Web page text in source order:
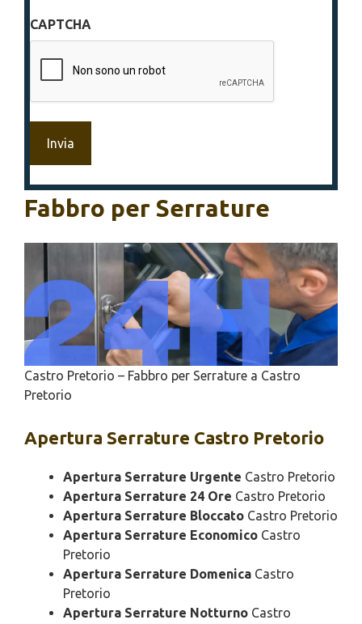
privacy
CAPTCHA
Fabbro per Serrature
Castro Pretorio – Fabbro per Serrature a Castro
Pretorio
Apertura Serrature Castro Pretorio
Apertura Serrature Urgente Castro Pretorio
Apertura Serrature 24 Ore Castro Pretorio
Apertura Serrature Bloccato Castro Pretorio
Apertura Serrature Economico Castro
Pretorio
Apertura Serrature Domenica Castro
Pretorio
Apertura Serrature Notturno Castro